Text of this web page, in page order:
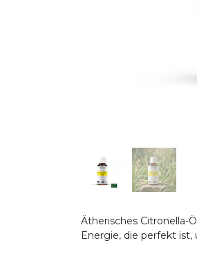
Ätherisches Citronella-
Energie, die perfekt